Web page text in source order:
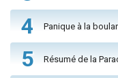
4 Panique à la
5 Résumé de la